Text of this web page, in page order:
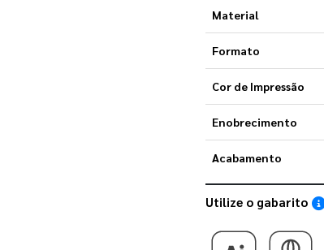
Material
Formato
Cor de Impressão
Enobrecimento
Acabamento
Utilize o gabarito